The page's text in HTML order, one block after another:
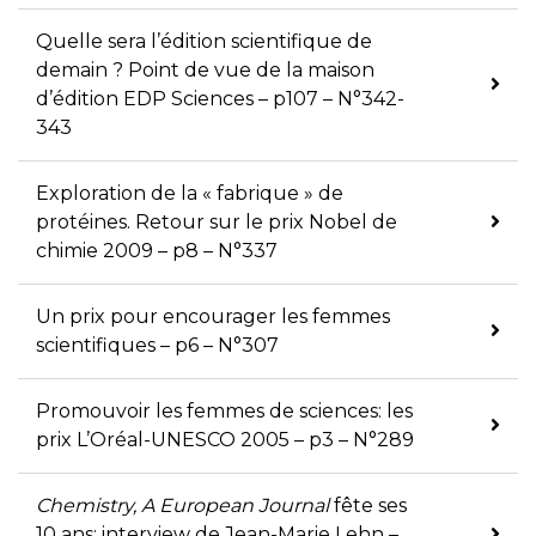
Quelle sera l’édition scientifique de
demain ? Point de vue de la maison
d’édition EDP Sciences – p107 – N°342-
343
Exploration de la « fabrique » de
protéines. Retour sur le prix Nobel de
chimie 2009 – p8 – N°337
Un prix pour encourager les femmes
scientifiques – p6 – N°307
Promouvoir les femmes de sciences: les
prix L’Oréal-UNESCO 2005 – p3 – N°289
Chemistry, A European Journalfête ses